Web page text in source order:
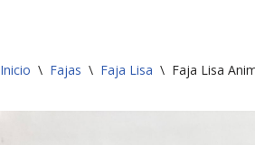
Inicio \ Fajas \ Faja Lisa \ Faja Lisa